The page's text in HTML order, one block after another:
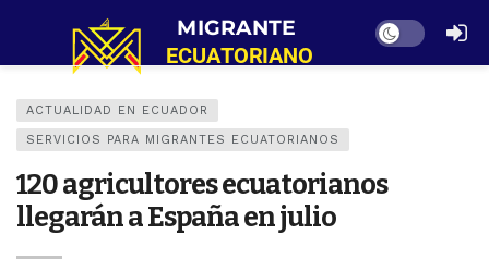
Dark mode
ACTUALIDAD EN ECUADOR
SERVICIOS PARA MIGRANTES ECUATORIANOS
120 agricultores ecuatorianos
llegarán a España en julio